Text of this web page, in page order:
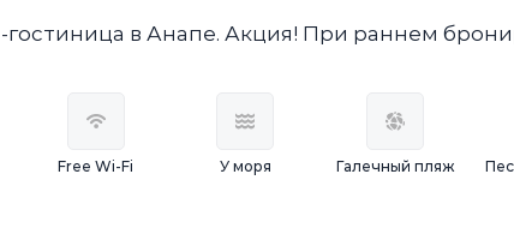
в Анапе. Акция! При раннем
Free Wi-Fi У моря Галечный пляж